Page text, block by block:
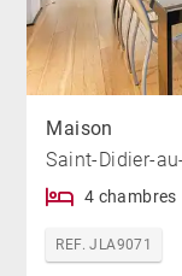
Maison
Saint-Didier-
4 chambres
REF. JLA9071